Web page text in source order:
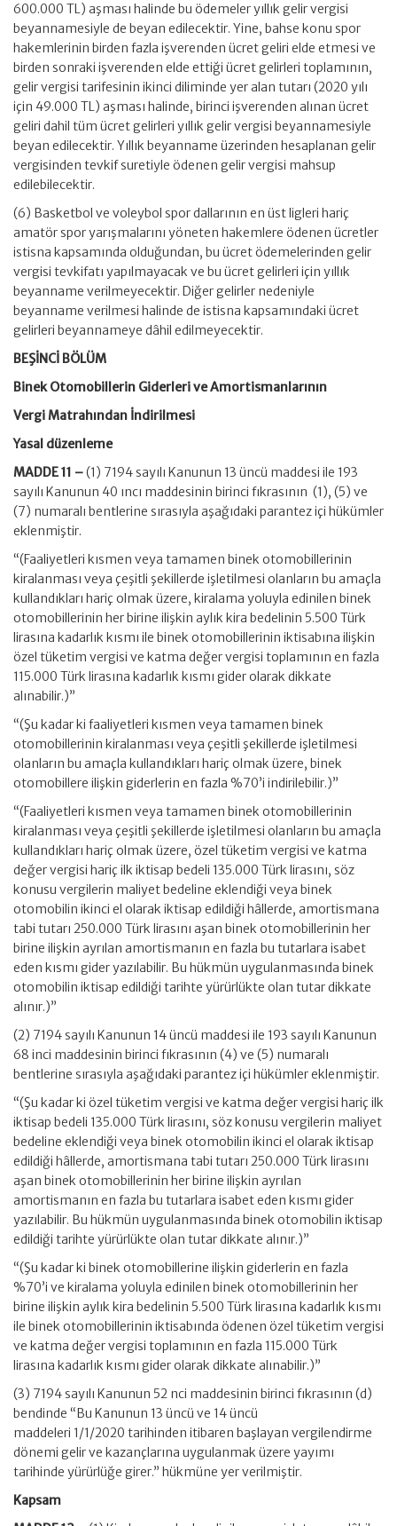
600.000 TL) aşması halinde bu ödemeler yıllık gelir vergisi
beyannamesiyle de beyan edilecektir. Yine, bahse konu spor
hakemlerinin birden fazla işverenden ücret geliri elde etmesi ve
birden sonraki işverenden elde ettiği ücret gelirleri toplamının,
gelir vergisi tarifesinin ikinci diliminde yer alan tutarı (2020 yılı
için 49.000 TL) aşması halinde, birinci işverenden alınan ücret
geliri dahil tüm ücret gelirleri yıllık gelir vergisi beyannamesiyle
beyan edilecektir. Yıllık beyanname üzerinden hesaplanan gelir
vergisinden tevkif suretiyle ödenen gelir vergisi mahsup
edilebilecektir.
(6) Basketbol ve voleybol spor dallarının en üst ligleri hariç
amatör spor yarışmalarını yöneten hakemlere ödenen ücretler
istisna kapsamında olduğundan, bu ücret ödemelerinden gelir
vergisi tevkifatı yapılmayacak ve bu ücret gelirleri için yıllık
beyanname verilmeyecektir. Diğer gelirler nedeniyle
beyanname verilmesi halinde de istisna kapsamındaki ücret
gelirleri beyannameye dâhil edilmeyecektir.
BEŞİNCİ BÖLÜM
Binek Otomobillerin Giderleri ve Amortismanlarının
Vergi Matrahından İndirilmesi
Yasal düzenleme
MADDE 11 –(1) 7194 sayılı Kanunun 13 üncü maddesi ile 193
sayılı Kanunun 40 ıncı maddesinin birinci fıkrasının (1), (5) ve
(7) numaralı bentlerine sırasıyla aşağıdaki parantez içi hükümler
eklenmiştir.
“(Faaliyetleri kısmen veya tamamen binek otomobillerinin
kiralanması veya çeşitli şekillerde işletilmesi olanların bu amaçla
kullandıkları hariç olmak üzere, kiralama yoluyla edinilen binek
otomobillerinin her birine ilişkin aylık kira bedelinin 5.500 Türk
lirasına kadarlık kısmı ile binek otomobillerinin iktisabına ilişkin
özel tüketim vergisi ve katma değer vergisi toplamının en fazla
115.000 Türk lirasına kadarlık kısmı gider olarak dikkate
alınabilir.)”
“(Şu kadar ki faaliyetleri kısmen veya tamamen binek
otomobillerinin kiralanması veya çeşitli şekillerde işletilmesi
olanların bu amaçla kullandıkları hariç olmak üzere, binek
otomobillere ilişkin giderlerin en fazla %70’i indirilebilir.)”
“(Faaliyetleri kısmen veya tamamen binek otomobillerinin
kiralanması veya çeşitli şekillerde işletilmesi olanların bu amaçla
kullandıkları hariç olmak üzere, özel tüketim vergisi ve katma
değer vergisi hariç ilk iktisap bedeli 135.000 Türk lirasını, söz
konusu vergilerin maliyet bedeline eklendiği veya binek
otomobilin ikinci el olarak iktisap edildiği hâllerde, amortismana
tabi tutarı 250.000 Türk lirasını aşan binek otomobillerinin her
birine ilişkin ayrılan amortismanın en fazla bu tutarlara isabet
eden kısmı gider yazılabilir. Bu hükmün uygulanmasında binek
otomobilin iktisap edildiği tarihte yürürlükte olan tutar dikkate
alınır.)”
(2) 7194 sayılı Kanunun 14 üncü maddesi ile 193 sayılı Kanunun
68 inci maddesinin birinci fıkrasının (4) ve (5) numaralı
bentlerine sırasıyla aşağıdaki parantez içi hükümler eklenmiştir.
“(Şu kadar ki özel tüketim vergisi ve katma değer vergisi hariç ilk
iktisap bedeli 135.000 Türk lirasını, söz konusu vergilerin maliyet
bedeline eklendiği veya binek otomobilin ikinci el olarak iktisap
edildiği hâllerde, amortismana tabi tutarı 250.000 Türk lirasını
aşan binek otomobillerinin her birine ilişkin ayrılan
amortismanın en fazla bu tutarlara isabet eden kısmı gider
yazılabilir. Bu hükmün uygulanmasında binek otomobilin iktisap
edildiği tarihte yürürlükte olan tutar dikkate alınır.)”
“(Şu kadar ki binek otomobillerine ilişkin giderlerin en fazla
%70’i ve kiralama yoluyla edinilen binek otomobillerinin her
birine ilişkin aylık kira bedelinin 5.500 Türk lirasına kadarlık kısmı
ile binek otomobillerinin iktisabında ödenen özel tüketim vergisi
ve katma değer vergisi toplamının en fazla 115.000 Türk
lirasına kadarlık kısmı gider olarak dikkate alınabilir.)”
(3) 7194 sayılı Kanunun 52 nci maddesinin birinci fıkrasının (d)
bendinde “Bu Kanunun 13 üncü ve 14 üncü
maddeleri 1/1/2020 tarihinden itibaren başlayan vergilendirme
dönemi gelir ve kazançlarına uygulanmak üzere yayımı
tarihinde yürürlüğe girer.” hükmüne yer verilmiştir.
Kapsam